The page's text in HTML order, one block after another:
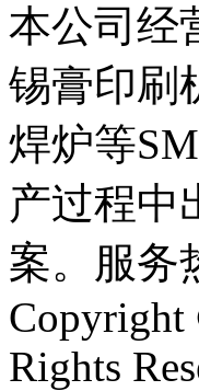
本公司经
锡膏印刷
焊炉等
产过程中
案。服务
Rights